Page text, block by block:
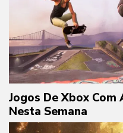
Jogos De Xbox
Nesta Semana